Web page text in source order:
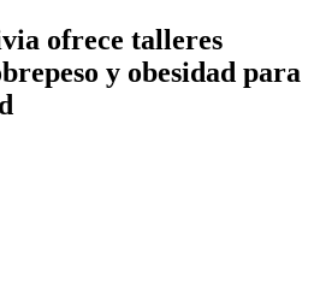
ofrece talleres
y obesidad para